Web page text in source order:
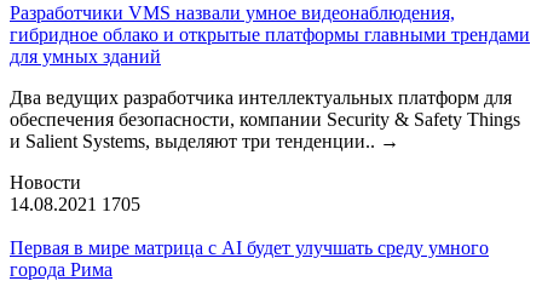
Разработчики VMS назвали умное видеонаблюдения,
гибридное облако и открытые платформы главными трендами
для умных зданий
Два ведущих разработчика интеллектуальных платформ для
обеспечения безопасности, компании Security & Safety Things
и Salient Systems, выделяют три тенденции.. →
Новости
14.08.2021 1705
Первая в мире матрица с AI будет улучшать среду умного
города Рима